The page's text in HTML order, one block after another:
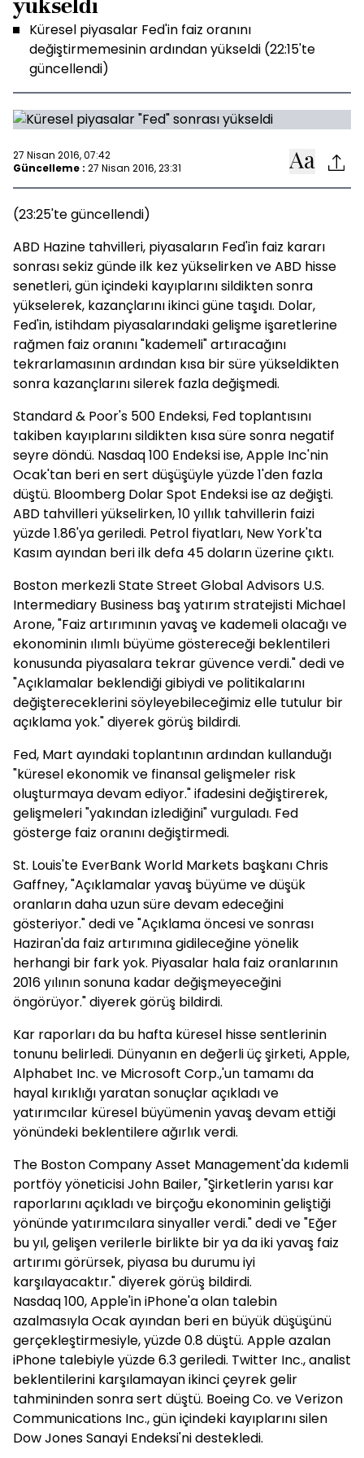
yükseldi
Küresel piyasalar Fed'in faiz oranını
değiştirmemesinin ardından yükseldi (22:15'te
güncellendi)
27 Nisan 2016, 07:42
Güncelleme : 27 Nisan 2016, 23:31
(23:25'te güncellendi)
ABD Hazine tahvilleri, piyasaların Fed'in faiz kararı
sonrası sekiz günde ilk kez yükselirken ve ABD hisse
senetleri, gün içindeki kayıplarını sildikten sonra
yükselerek, kazançlarını ikinci güne taşıdı. Dolar,
Fed'in, istihdam piyasalarındaki gelişme işaretlerine
rağmen faiz oranını "kademeli" artıracağını
tekrarlamasının ardından kısa bir süre yükseldikten
sonra kazançlarını silerek fazla değişmedi.
Standard & Poor's 500 Endeksi, Fed toplantısını
takiben kayıplarını sildikten kısa süre sonra negatif
seyre döndü. Nasdaq 100 Endeksi ise, Apple Inc'nin
Ocak'tan beri en sert düşüşüyle yüzde 1'den fazla
düştü. Bloomberg Dolar Spot Endeksi ise az değişti.
ABD tahvilleri yükselirken, 10 yıllık tahvillerin faizi
yüzde 1.86'ya geriledi. Petrol fiyatları, New York'ta
Kasım ayından beri ilk defa 45 doların üzerine çıktı.
Boston merkezli State Street Global Advisors U.S.
Intermediary Business baş yatırım stratejisti Michael
Arone, "Faiz artırımının yavaş ve kademeli olacağı ve
ekonominin ılımlı büyüme göstereceği beklentileri
konusunda piyasalara tekrar güvence verdi." dedi ve
"Açıklamalar beklendiği gibiydi ve politikalarını
değiştereceklerini söyleyebileceğimiz elle tutulur bir
açıklama yok." diyerek görüş bildirdi.
Fed, Mart ayındaki toplantının ardından kullanduğı
"küresel ekonomik ve finansal gelişmeler risk
oluşturmaya devam ediyor." ifadesini değiştirerek,
gelişmeleri "yakından izlediğini" vurguladı. Fed
gösterge faiz oranını değiştirmedi.
St. Louis'te EverBank World Markets başkanı Chris
Gaffney, "Açıklamalar yavaş büyüme ve düşük
oranların daha uzun süre devam edeceğini
gösteriyor." dedi ve "Açıklama öncesi ve sonrası
Haziran'da faiz artırımına gidileceğine yönelik
herhangi bir fark yok. Piyasalar hala faiz oranlarının
2016 yılının sonuna kadar değişmeyeceğini
öngörüyor." diyerek görüş bildirdi.
Kar raporları da bu hafta küresel hisse sentlerinin
tonunu belirledi. Dünyanın en değerli üç şirketi, Apple,
Alphabet Inc. ve Microsoft Corp.,'un tamamı da
hayal kırıklığı yaratan sonuçlar açıkladı ve
yatırımcılar küresel büyümenin yavaş devam ettiği
yönündeki beklentilere ağırlık verdi.
The Boston Company Asset Management'da kıdemli
portföy yöneticisi John Bailer, "Şirketlerin yarısı kar
raporlarını açıkladı ve birçoğu ekonominin geliştiği
yönünde yatırımcılara sinyaller verdi." dedi ve "Eğer
bu yıl, gelişen verilerle birlikte bir ya da iki yavaş faiz
artırımı görürsek, piyasa bu durumu iyi
karşılayacaktır." diyerek görüş bildirdi.
Nasdaq 100, Apple'in iPhone'a olan talebin
azalmasıyla Ocak ayından beri en büyük düşüşünü
gerçekleştirmesiyle, yüzde 0.8 düştü. Apple azalan
iPhone talebiyle yüzde 6.3 geriledi. Twitter Inc., analist
beklentilerini karşılamayan ikinci çeyrek gelir
tahmininden sonra sert düştü. Boeing Co. ve Verizon
Communications Inc., gün içindeki kayıplarını silen
Dow Jones Sanayi Endeksi'ni destekledi.